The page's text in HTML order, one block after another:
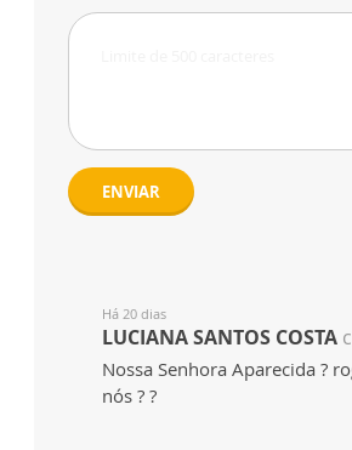
ENVIAR
Há 20 dias
LUCIANA SANTOS COSTA
Nossa Senhora Aparecida ?
nós ? ?